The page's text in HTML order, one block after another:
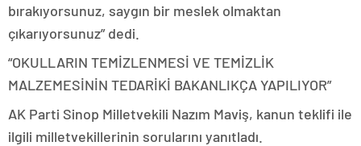
bırakıyorsunuz, saygın bir meslek olmaktan
çıkarıyorsunuz” dedi.
“OKULLARIN TEMİZLENMESİ VE TEMİZLİK
MALZEMESİNİN TEDARİKİ BAKANLIKÇA YAPILIYOR”
AK Parti Sinop Milletvekili Nazım Maviş, kanun teklifi ile
ilgili milletvekillerinin sorularını yanıtladı.